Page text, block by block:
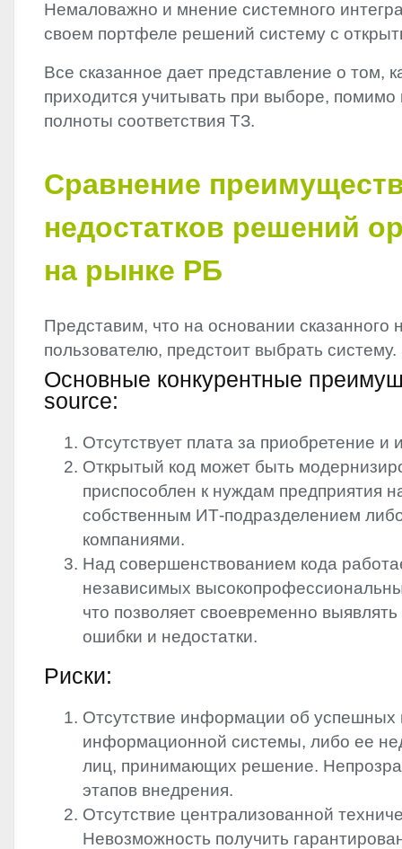
Немаловажно и мнение системного
своем портфеле решений систему с
Все сказанное дает представление о том,
приходится учитывать при выборе, помимо
полноты соответствия ТЗ.
Сравнение
недостатков решений
на рынке РБ
Представим, что на основании сказанного
пользователю, предстоит выбрать систему.
Основные конкурентные
source:
Отсутствует плата за приобретение и
Открытый код может быть
приспособлен к нуждам предприятия
собственным ИТ-подразделением
компаниями.
Над совершенствованием кода
независимых
что позволяет своевременно выявлять
ошибки и недостатки.
Риски:
Отсутствие информации об успешных
информационной системы, либо ее
лиц, принимающих решение.
этапов внедрения.
Отсутствие централизованной
Невозможность получить